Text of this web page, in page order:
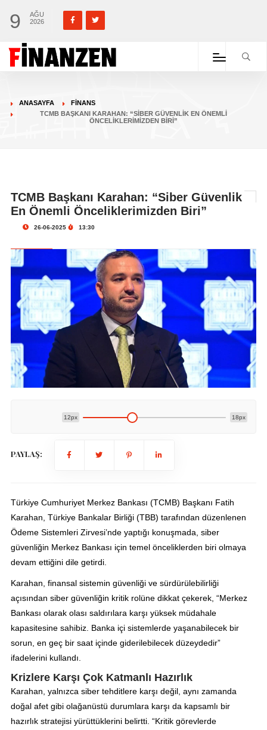
9
AĞU
2026
ANASAYFA
FINANS
TCMB BAŞKANI KARAHAN: “SIBER GÜVENLIK EN ÖNEMLI
ÖNCELIKLERIMIZDEN BIRI”
TCMB Başkanı Karahan: “Siber Güvenlik
En Önemli Önceliklerimizden Biri”
26-06-2025 13:30
12px 18px
PAYLAŞ:
Türkiye Cumhuriyet Merkez Bankası (TCMB) Başkanı Fatih
Karahan, Türkiye Bankalar Birliği (TBB) tarafından düzenlenen
Ödeme Sistemleri Zirvesi’nde yaptığı konuşmada, siber
güvenliğin Merkez Bankası için temel önceliklerden biri olmaya
devam ettiğini dile getirdi.
Karahan, finansal sistemin güvenliği ve sürdürülebilirliği
açısından siber güvenliğin kritik rolüne dikkat çekerek, “Merkez
Bankası olarak olası saldırılara karşı yüksek müdahale
kapasitesine sahibiz. Banka içi sistemlerde yaşanabilecek bir
sorun, en geç bir saat içinde giderilebilecek düzeydedir”
ifadelerini kullandı.
Krizlere Karşı Çok Katmanlı Hazırlık
Karahan, yalnızca siber tehditlere karşı değil, aynı zamanda
doğal afet gibi olağanüstü durumlara karşı da kapsamlı bir
hazırlık stratejisi yürüttüklerini belirtti. “Kritik görevlerde